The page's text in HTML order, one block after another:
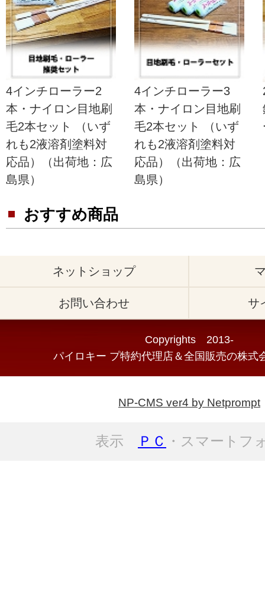
4インチローラー2
本・ナイロン目地刷
毛2本セット （いず
れも2液溶剤塗料対
応品）（出荷地：広
島県）
4インチローラー3
本・ナイロン目地刷
毛2本セット （いず
れも2液溶剤塗料対
応品）（出荷地：広
島県）
おすすめ商品
ネットショップ
お問い合わせ サ
Copyrights 2013-
パイロキー プ特約代理店＆全国販売の株式
NP-CMS ver4 by Netprompt
表示 ＰＣ ・スマートフ